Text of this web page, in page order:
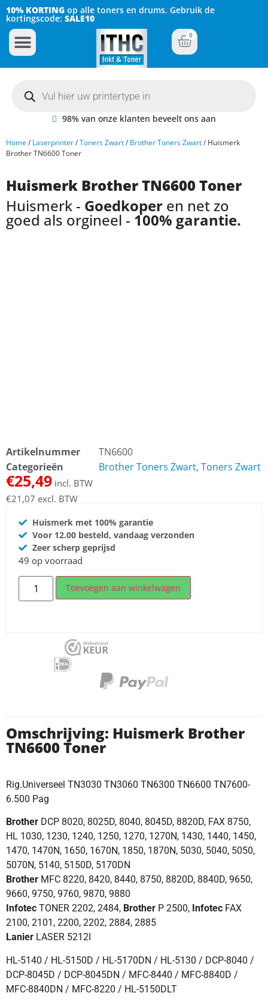
10% KORTING op alle toners en drums. Gebruik de
kortingscode: SALE10
0
98% van onze klanten beveelt ons aan
Home/ Laserprinter/Toners Zwart/ Brother Toners Zwart/ Huismerk
Brother TN6600 Toner
Huismerk Brother TN6600 Toner
Huismerk - Goedkoper en net zo
goed als orgineel - 100% garantie.
Artikelnummer
TN6600
Categorieën
Brother Toners Zwart, Toners Zwart
€25,49 incl. BTW
€21,07 excl. BTW
Huismerk met 100% garantie
Voor 12.00 besteld, vandaag verzonden
Zeer scherp geprijsd
49 op voorraad
Toevoegen aan winkelwagen
Omschrijving: Huismerk Brother
TN6600 Toner
Rig.Universeel TN3030 TN3060 TN6300 TN6600 TN7600-
6.500 Pag
Brother DCP 8020, 8025D, 8040, 8045D, 8820D, FAX 8750,
HL 1030, 1230, 1240, 1250, 1270, 1270N, 1430, 1440, 1450,
1470, 1470N, 1650, 1670N, 1850, 1870N, 5030, 5040, 5050,
5070N, 5140, 5150D, 5170DN
Brother MFC 8220, 8420, 8440, 8750, 8820D, 8840D, 9650,
9660, 9750, 9760, 9870, 9880
Infotec TONER 2202, 2484, Brother P 2500, Infotec FAX
2100, 2101, 2200, 2202, 2884, 2885
Lanier LASER 5212I
HL-5140 / HL-5150D / HL-5170DN / HL-5130 / DCP-8040 /
DCP-8045D / DCP-8045DN / MFC-8440 / MFC-8840D /
MFC-8840DN / MFC-8220 / HL-5150DLT